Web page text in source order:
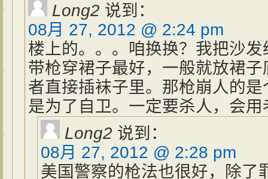
Long2 说到：
08月 27, 2012 @ 2:24 pm
楼上的。。。咱换换？我把沙发
带枪穿裙子最好，一般就放裙
者直接插袜子里。那枪崩人的
是为了自卫。一定要杀人，会用
Long2 说到：
08月 27, 2012 @ 2:28 pm
美国警察的枪法也很好，除了